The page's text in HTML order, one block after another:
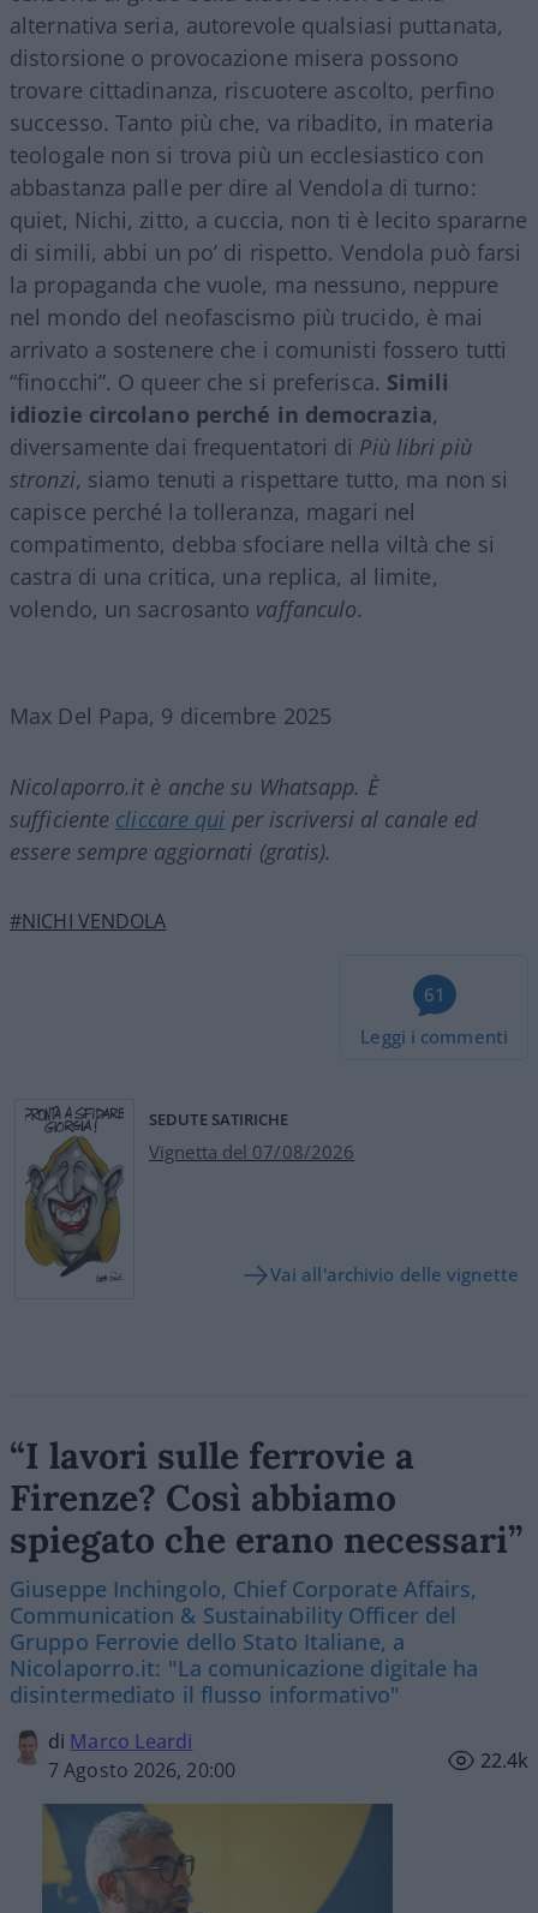
alternativa seria, autorevole qualsiasi puttanata,
distorsione o provocazione misera possono
trovare cittadinanza, riscuotere ascolto, perfino
successo. Tanto più che, va ribadito, in materia
teologale non si trova più un ecclesiastico con
abbastanza palle per dire al Vendola di turno:
quiet, Nichi, zitto, a cuccia, non ti è lecito spararne
di simili, abbi un po’ di rispetto. Vendola può farsi
la propaganda che vuole, ma nessuno, neppure
nel mondo del neofascismo più trucido, è mai
arrivato a sostenere che i comunisti fossero tutti
“finocchi”. O queer che si preferisca. Simili
idiozie circolano perché in democrazia,
diversamente dai frequentatori di Più libri più
stronzi, siamo tenuti a rispettare tutto, ma non si
capisce perché la tolleranza, magari nel
compatimento, debba sfociare nella viltà che si
castra di una critica, una replica, al limite,
volendo, un sacrosanto vaffanculo.
Max Del Papa, 9 dicembre 2025
Nicolaporro.it è anche su Whatsapp. È
sufficiente cliccare qui per iscriversi al canale ed
essere sempre aggiornati (gratis).
#NICHI VENDOLA
61
Leggi i commenti
SEDUTE SATIRICHE
Vignetta del 07/08/2026
Vai all'archivio delle vignette
“I lavori sulle ferrovie a
Firenze? Così abbiamo
spiegato che erano necessari”
Giuseppe Inchingolo, Chief Corporate Affairs,
Communication & Sustainability Officer del
Gruppo Ferrovie dello Stato Italiane, a
Nicolaporro.it: "La comunicazione digitale ha
disintermediato il flusso informativo"
di Marco Leardi
7 Agosto 2026, 20:00
22.4k